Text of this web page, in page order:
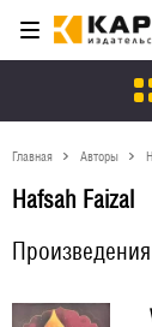
Главная Авторы
Hafsah Faizal